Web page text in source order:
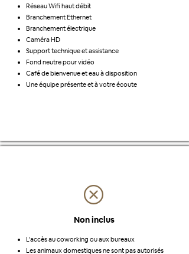
Réseau Wifi haut débit
Branchement Ethernet
Branchement électrique
Caméra HD
Support technique et assistance
Fond neutre pour vidéo
Café de bienvenue et eau à disposition
Une équipe présente et à votre écoute
Non inclus
L'accès au coworking ou aux bureaux
Les animaux domestiques ne sont pas autorisés